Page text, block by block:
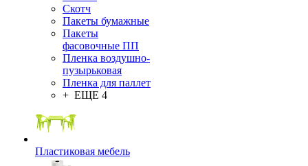
Скотч
Пакеты бумажные
Пакеты
фасовочные ПП
Пленка воздушно-
пузырьковая
Пленка для паллет
+ ЕЩЕ 4
Пластиковая мебель